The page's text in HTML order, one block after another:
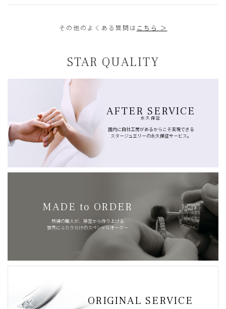
その他のよくある質問は こちら ＞
STAR QUALITY
AFTER SERVICE
永久保証
国内に自社工房があるからこそ実現できる
スタージュエリーの永久保証サービス。
MADE to ORDER
熟練の職人が、原型から作り上げる
世界にふたりだけのスペシャルオーダー
ORIGINAL SERVICE